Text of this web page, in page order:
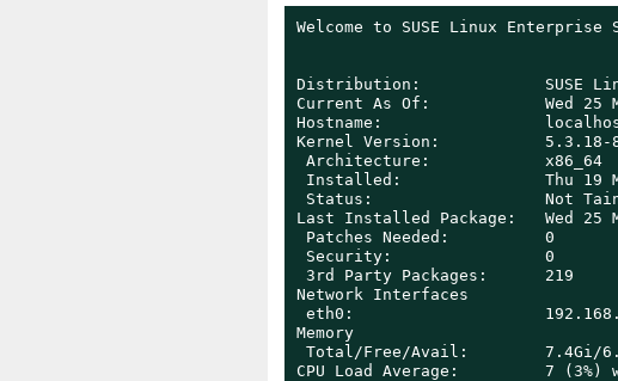
Welcome to SUSE Linux
Distribution:             SUSE
Current As Of:            Wed 25
Hostname:
Kernel Version:           5.3.18-
Architecture:            x86_64
Installed:               Thu 19 Mar
Status:                  Not
Last Installed Package:   Wed 25
Patches Needed:          0
Security:                0
3rd Party Packages:      219
Network Interfaces
eth0:                    192.168.2/
Memory
Total/Free/Avail:        7.4Gi/
CPU Load Average:         7 (3%)